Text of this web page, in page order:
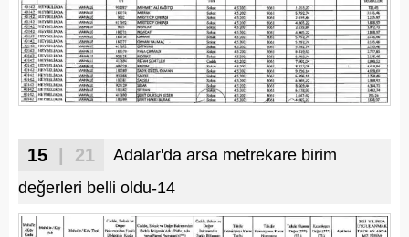
15 | 21
Adalar'da arsa metrekare birim
değerleri belli oldu-14